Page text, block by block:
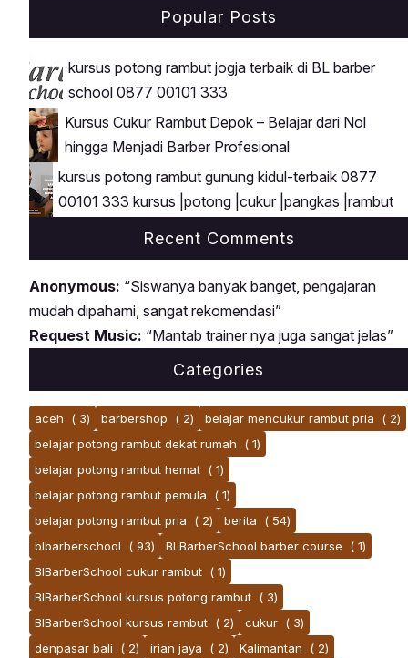
Popular Posts
kursus potong rambut jogja terbaik di BL barber
school 0877 00101 333
Kursus Cukur Rambut Depok – Belajar dari Nol
hingga Menjadi Barber Profesional
kursus potong rambut gunung kidul-terbaik 0877
00101 333 kursus |potong |cukur |pangkas |rambut
Recent Comments
Anonymous: “Siswanya banyak banget, pengajaran
mudah dipahami, sangat rekomendasi”
Request Music: “Mantab trainer nya juga sangat jelas”
Categories
aceh ( 3) barbershop ( 2) belajar mencukur rambut pria
( 2)
belajar potong rambut dekat rumah
( 1)
belajar potong rambut hemat ( 1)
belajar potong rambut pemula
( 1)
belajar potong rambut pria
( 2) berita
( 54)
blbarberschool
( 93) BLBarberSchool barber course
( 1)
BlBarberSchool cukur rambut ( 1)
BlBarberSchool kursus potong rambut ( 3)
BlBarberSchool kursus rambut ( 2) cukur ( 3)
denpasar bali
( 2) irian jaya ( 2) Kalimantan
( 2)